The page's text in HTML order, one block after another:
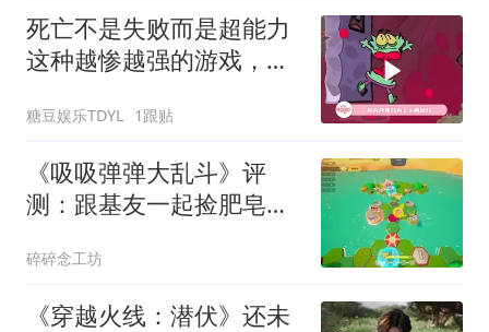
死亡不是失败而是超能力
这种越惨越强的游戏，太
糖豆娱乐TDYL 1跟贴
《吸吸弹弹大乱斗》评
测：跟基友一起捡肥皂，
碎碎念工坊
《穿越火线：潜伏》还未